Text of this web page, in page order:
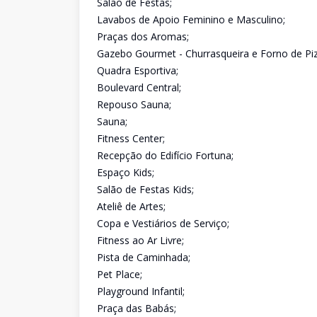
Lavabos de Apoio Feminino e Masculino;
Praças dos Aromas;
Gazebo Gourmet - Churrasqueira e Forno de
Quadra Esportiva;
Boulevard Central;
Repouso Sauna;
Sauna;
Fitness Center;
Recepção do Edifício Fortuna;
Espaço Kids;
Salão de Festas Kids;
Ateliê de Artes;
Copa e Vestiários de Serviço;
Fitness ao Ar Livre;
Pista de Caminhada;
Pet Place;
Playground Infantil;
Praça das Babás;